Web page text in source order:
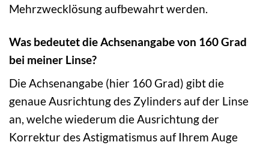
Mehrzwecklösung aufbewahrt werden.
Was bedeutet die Achsenangabe von 160 Grad
bei meiner Linse?
Die Achsenangabe (hier 160 Grad) gibt die
genaue Ausrichtung des Zylinders auf der Linse
an, welche wiederum die Ausrichtung der
Korrektur des Astigmatismus auf Ihrem Auge